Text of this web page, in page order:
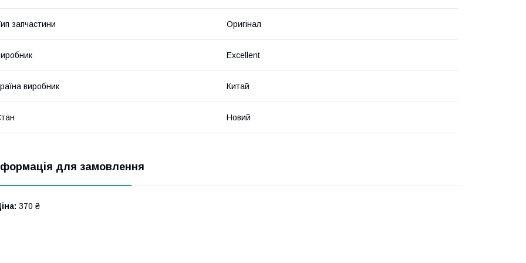
запчастини Оригінал
Excellent
виробник Китай
Новий
для замовлення
370 ₴